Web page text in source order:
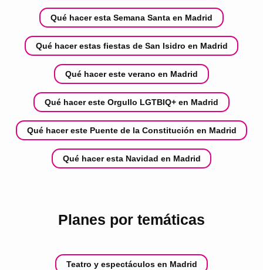
Qué hacer esta Semana Santa en Madrid
Qué hacer estas fiestas de San Isidro en Madrid
Qué hacer este verano en Madrid
Qué hacer este Orgullo LGTBIQ+ en Madrid
Qué hacer este Puente de la Constitución en Madrid
Qué hacer esta Navidad en Madrid
Planes por temáticas
Teatro y espectáculos en Madrid